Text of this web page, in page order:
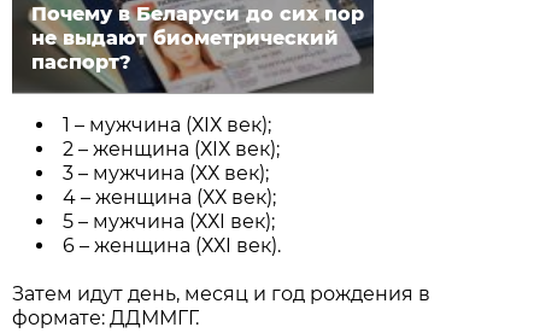
Почему в Беларуси до сих пор
не выдают биометрический
паспорт?
1 – мужчина (ХIХ век);
2 – женщина (ХIХ век);
3 – мужчина (ХХ век);
4 – женщина (ХХ век);
5 – мужчина (ХХI век);
6 – женщина (ХХI век).
Затем идут день, месяц и год рождения в
формате: ДДММГГ.